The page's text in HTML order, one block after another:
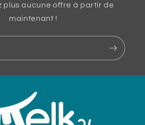
plus aucune offre à partir de
maintenant !